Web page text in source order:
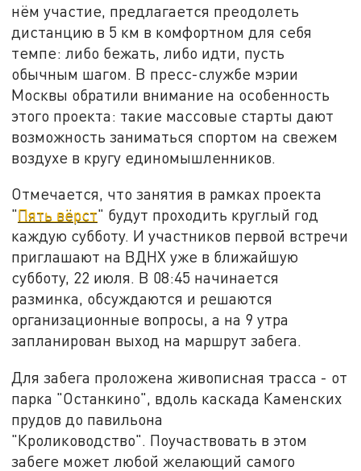
нём участие, предлагается преодолеть
дистанцию в 5 км в комфортном для себя
темпе: либо бежать, либо идти, пусть
обычным шагом. В пресс-службе мэрии
Москвы обратили внимание на особенность
этого проекта: такие массовые старты дают
возможность заниматься спортом на свежем
воздухе в кругу единомышленников.
Отмечается, что занятия в рамках проекта
"Пять вёрст" будут проходить круглый год
каждую субботу. И участников первой встречи
приглашают на ВДНХ уже в ближайшую
субботу, 22 июля. В 08:45 начинается
разминка, обсуждаются и решаются
организационные вопросы, а на 9 утра
запланирован выход на маршрут забега.
Для забега проложена живописная трасса - от
парка "Останкино", вдоль каскада Каменских
прудов до павильона
"Кролиководство". Поучаствовать в этом
забеге может любой желающий самого